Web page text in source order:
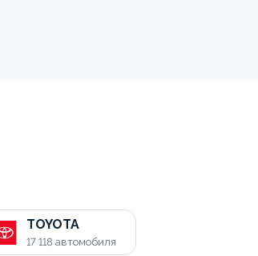
TOYOTA
17 118 автомобиля